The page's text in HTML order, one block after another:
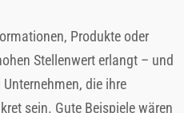
Produkte oder
Stellenwert erlangt – und
die ihre
sein. Gute Beispiele wären